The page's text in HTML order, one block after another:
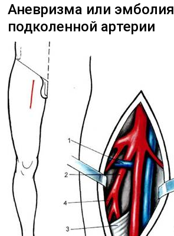
Аневризма или эмболия
подколенной артерии